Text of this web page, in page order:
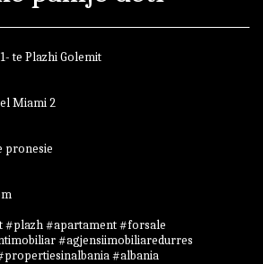
te Plazhi Golemit
Miami 2
pronesie
#plazh #apartament #forsale
#agjensiimobiliaredurres
#albania